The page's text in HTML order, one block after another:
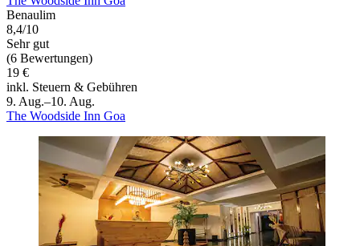
Benaulim
8,4/10
Sehr gut
(6 Bewertungen)
19 €
inkl. Steuern & Gebühren
9. Aug.–10. Aug.
The Woodside Inn Goa